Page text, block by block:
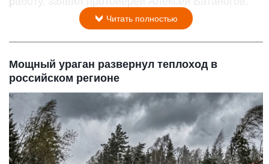
Читать полностью
Мощный ураган развернул теплоход в
российском регионе